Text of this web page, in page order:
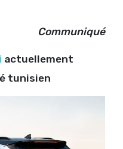
Communiqué
actuellement
tunisien